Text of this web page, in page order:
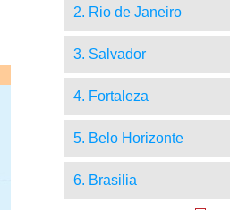
2. Rio de Janeiro
3. Salvador
4. Fortaleza
5. Belo Horizonte
6. Brasilia